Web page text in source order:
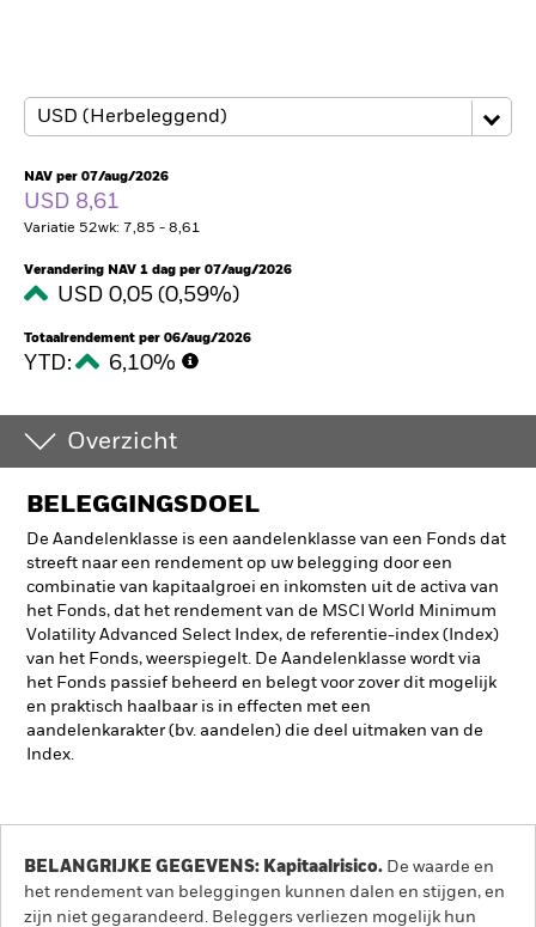
NAV per 07/aug/2026
USD 8,61
Variatie 52wk: 7,85 - 8,61
Verandering NAV 1 dag per 07/aug/2026
USD 0,05 (0,59%)
Totaalrendement per 06/aug/2026
YTD: 6,10%
Overzicht
BELEGGINGSDOEL
De Aandelenklasse is een aandelenklasse van een Fonds dat
streeft naar een rendement op uw belegging door een
combinatie van kapitaalgroei en inkomsten uit de activa van
het Fonds, dat het rendement van de MSCI World Minimum
Volatility Advanced Select Index, de referentie-index (Index)
van het Fonds, weerspiegelt. De Aandelenklasse wordt via
het Fonds passief beheerd en belegt voor zover dit mogelijk
en praktisch haalbaar is in effecten met een
aandelenkarakter (bv. aandelen) die deel uitmaken van de
Index.
BELANGRIJKE GEGEVENS: Kapitaalrisico. De waarde en
het rendement van beleggingen kunnen dalen en stijgen, en
zijn niet gegarandeerd. Beleggers verliezen mogelijk hun